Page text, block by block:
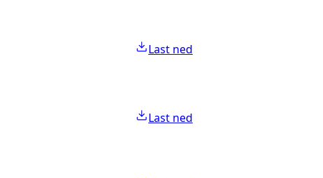
Last ned
Last ned